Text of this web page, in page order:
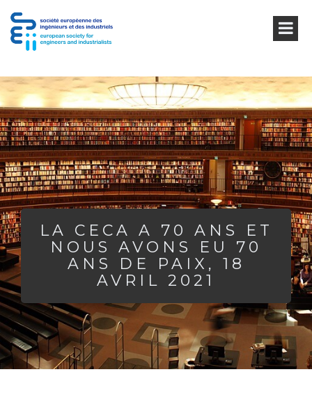
LA CECA A 70 ANS ET
NOUS AVONS EU 70
ANS DE PAIX, 18
AVRIL 2021